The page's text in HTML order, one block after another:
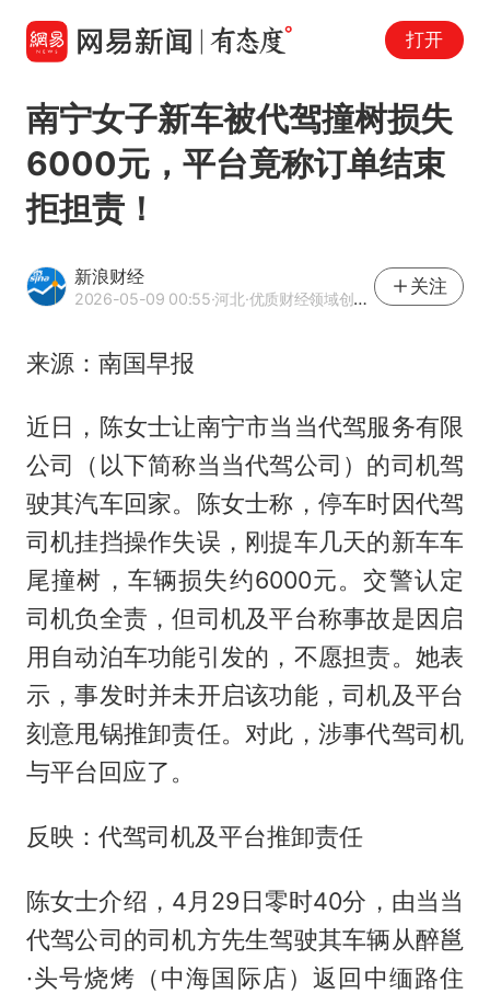
打开
南宁女子新车被代驾撞树损失
6000元，平台竟称订单结束
拒担责！
新浪财经
2026-05-09 00:55·河北·优质财经领域创作者
关注
来源：南国早报
近日，陈女士让南宁市当当代驾服务有限
公司（以下简称当当代驾公司）的司机驾
驶其汽车回家。陈女士称，停车时因代驾
司机挂挡操作失误，刚提车几天的新车车
尾撞树，车辆损失约6000元。交警认定
司机负全责，但司机及平台称事故是因启
用自动泊车功能引发的，不愿担责。她表
示，事发时并未开启该功能，司机及平台
刻意甩锅推卸责任。对此，涉事代驾司机
与平台回应了。
反映：代驾司机及平台推卸责任
陈女士介绍，4月29日零时40分，由当当
代驾公司的司机方先生驾驶其车辆从醉邕
·头号烧烤（中海国际店）返回中缅路住